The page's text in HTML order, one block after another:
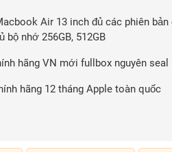
Air 13 inch đủ các phiên
bộ nhớ 256GB, 512GB
hãng VN mới fullbox nguyên seal
hãng 12 tháng Apple toàn quốc